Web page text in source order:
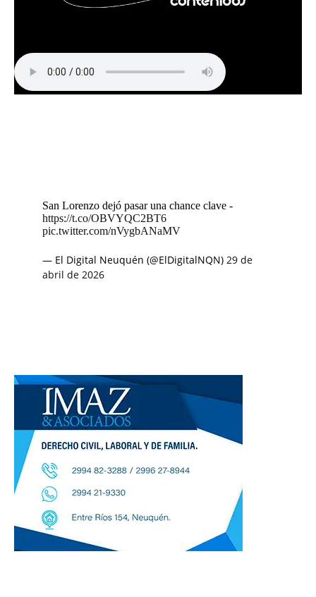
San Lorenzo dejó pasar una chance clave -
https://t.co/OBVYQC2BT6
pic.twitter.com/nVygbANaMV
— El Digital Neuquén (@ElDigitalNQN) 29 de
abril de 2026